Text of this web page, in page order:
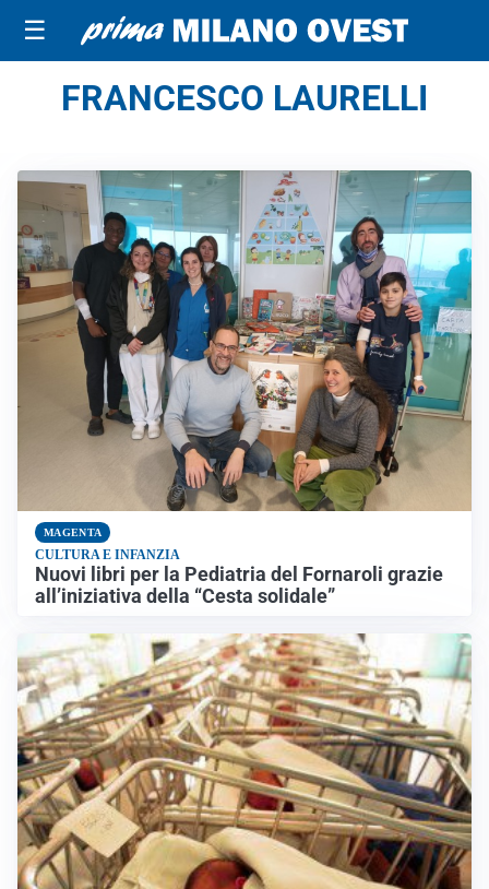
☰
FRANCESCO LAURELLI
MAGENTA
CULTURA E INFANZIA
Nuovi libri per la Pediatria del Fornaroli grazie
all’iniziativa della “Cesta solidale”